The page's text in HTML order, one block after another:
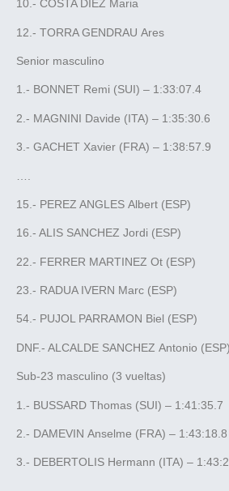
10.- COSTA DIEZ Maria
12.- TORRA GENDRAU Ares
Senior masculino
1.- BONNET Remi (SUI) – 1:33:07.4
2.- MAGNINI Davide (ITA) – 1:35:30.6
3.- GACHET Xavier (FRA) – 1:38:57.9
15.- PEREZ ANGLES Albert (ESP)
16.- ALIS SANCHEZ Jordi (ESP)
22.- FERRER MARTINEZ Ot (ESP)
23.- RADUA IVERN Marc (ESP)
54.- PUJOL PARRAMON Biel (ESP)
DNF.- ALCALDE SANCHEZ Antonio (ESP)
Sub-23 masculino (3 vueltas)
1.- BUSSARD Thomas (SUI) – 1:41:35.7
2.- DAMEVIN Anselme (FRA) – 1:43:18.8
3.- DEBERTOLIS Hermann (ITA) –